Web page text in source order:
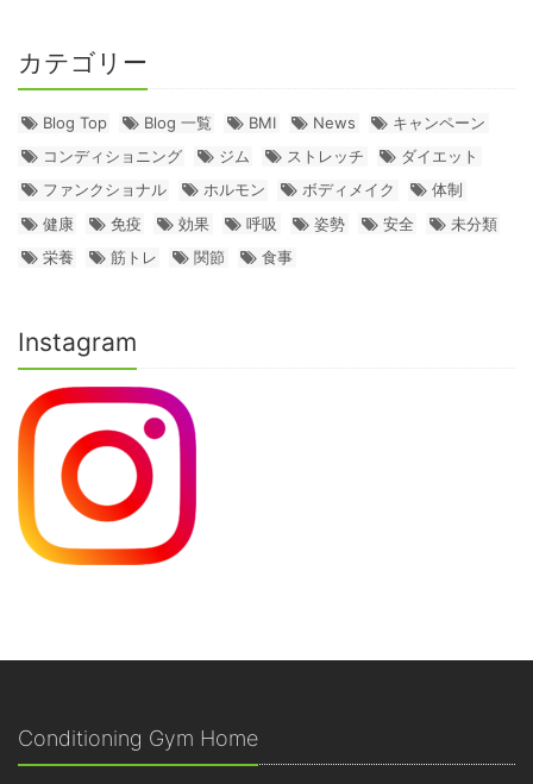
カテゴリー
Blog Top Blog 一覧 BMI News
キャンペーン
コンディショニング
ジム ストレッチ
ダイエット
ファンクショナル
ホルモン ボディメイク
体制
健康
免疫 効果 呼吸 姿勢 安全
未分類
栄養
筋トレ 関節 食事
Instagram
Conditioning Gym Home